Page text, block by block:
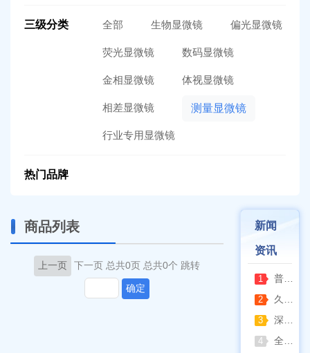
三级分类 全部 生物显微镜 偏光显微镜
荧光显微镜 数码显微镜
金相显微镜 体视显微镜
相差显微镜 测量显微镜
行业专用显微镜
热门品牌
商品列表
上一页 下一页 总共0页 总共0个 跳转
确定
新闻
资讯
1 普通烘箱和耐腐蚀烘箱区分
2 久兴医疗高压蒸汽灭菌器：制药科研灭菌的可靠之选
3 深那静音超声波清洗仪：科研洁净新标准，安静高效更安心
4 全自动凯氏定氮仪测定焦炭中氮 上海纤检助力焦化行业精准检测